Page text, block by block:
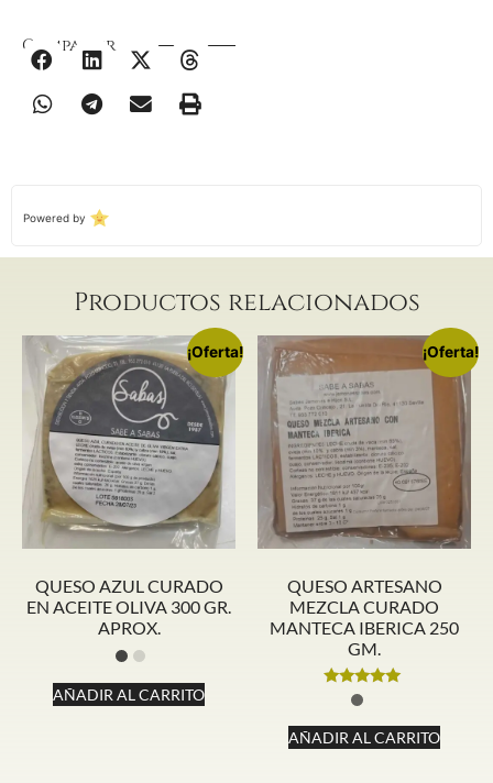
Compartir
Powered by
Productos relacionados
¡Oferta!
QUESO AZUL CURADO
EN ACEITE OLIVA 300 GR.
APROX.
AÑADIR AL CARRITO
¡Oferta!
QUESO ARTESANO
MEZCLA CURADO
MANTECA IBERICA 250
GM.
Valorado
con
5.00
de 5
AÑADIR AL CARRITO